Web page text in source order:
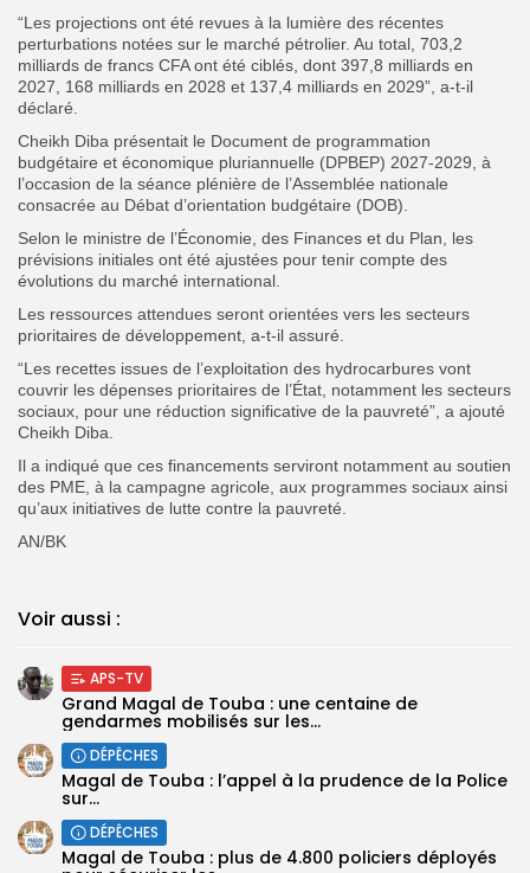
“Les projections ont été revues à la lumière des récentes
perturbations notées sur le marché pétrolier. Au total, 703,2
milliards de francs CFA ont été ciblés, dont 397,8 milliards en
2027, 168 milliards en 2028 et 137,4 milliards en 2029”, a-t-il
déclaré.
Cheikh Diba présentait le Document de programmation
budgétaire et économique pluriannuelle (DPBEP) 2027-2029, à
l’occasion de la séance plénière de l’Assemblée nationale
consacrée au Débat d’orientation budgétaire (DOB).
Selon le ministre de l’Économie, des Finances et du Plan, les
prévisions initiales ont été ajustées pour tenir compte des
évolutions du marché international.
Les ressources attendues seront orientées vers les secteurs
prioritaires de développement, a-t-il assuré.
“Les recettes issues de l’exploitation des hydrocarbures vont
couvrir les dépenses prioritaires de l’État, notamment les secteurs
sociaux, pour une réduction significative de la pauvreté”, a ajouté
Cheikh Diba.
Il a indiqué que ces financements serviront notamment au soutien
des PME, à la campagne agricole, aux programmes sociaux ainsi
qu’aux initiatives de lutte contre la pauvreté.
AN/BK
Voir aussi :
APS-TV
Grand Magal de Touba : une centaine de
gendarmes mobilisés sur les...
DÉPÊCHES
Magal de Touba : l’appel à la prudence de la Police
sur...
DÉPÊCHES
Magal de Touba : plus de 4.800 policiers déployés